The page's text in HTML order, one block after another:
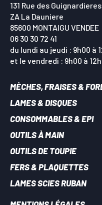
131 Rue des Guignardieres
ZA La Dauniere
85600 MONTAIGU VENDEE
06 30 30 72 41
du lundi au jeudi : 9h00 à
et le vendredi : 9h00 à
MÈCHES, FRAISES &
LAMES & DISQUES
CONSOMMABLES & EPI
OUTILS À MAIN
OUTILS DE TOUPIE
FERS & PLAQUETTES
LAMES SCIES RUBAN